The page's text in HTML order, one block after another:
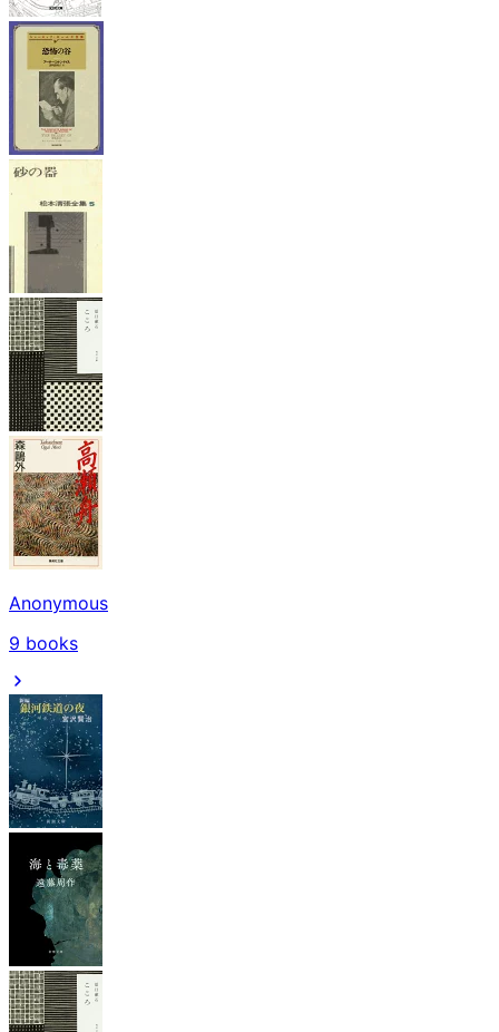
Anonymous
9 books